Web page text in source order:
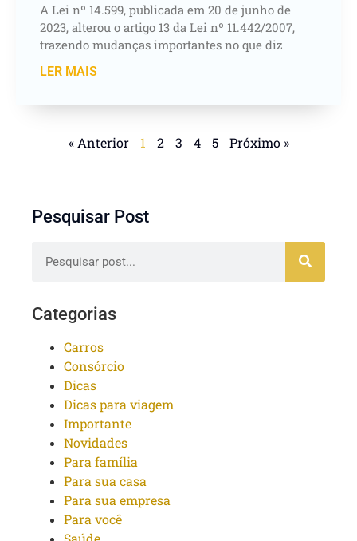
A Lei nº 14.599, publicada em 20 de junho de
2023, alterou o artigo 13 da Lei nº 11.442/2007,
trazendo mudanças importantes no que diz
LER MAIS
« Anterior 1 2 3 4 5 Próximo »
Pesquisar Post
Categorias
Carros
Consórcio
Dicas
Dicas para viagem
Importante
Novidades
Para família
Para sua casa
Para sua empresa
Para você